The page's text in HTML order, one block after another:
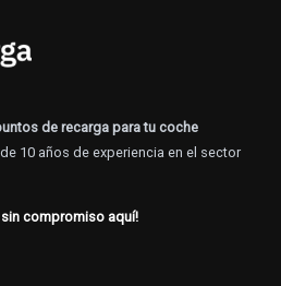
de recarga para tu coche
10 años de experiencia en el sector
compromiso aquí!